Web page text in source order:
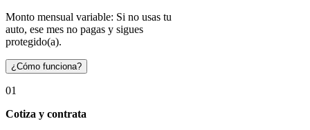
Monto mensual variable: Si no usas tu
auto, ese mes no pagas y sigues
protegido(a).
¿Cómo funciona?
01
Cotiza y contrata